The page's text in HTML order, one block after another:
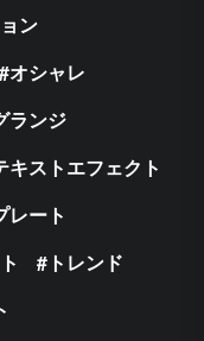
ン
オシャレ
ランジ
キストエフェクト
レート
トレンド